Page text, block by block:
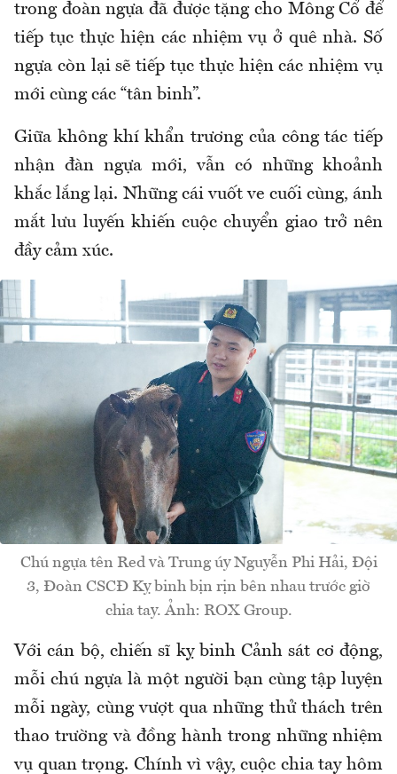
trong đoàn ngựa đã được tặng cho Mông Cổ để
tiếp tục thực hiện các nhiệm vụ ở quê nhà. Số
ngựa còn lại sẽ tiếp tục thực hiện các nhiệm vụ
mới cùng các “tân binh”.
Giữa không khí khẩn trương của công tác tiếp
nhận đàn ngựa mới, vẫn có những khoảnh
khắc lắng lại. Những cái vuốt ve cuối cùng, ánh
mắt lưu luyến khiến cuộc chuyển giao trở nên
đầy cảm xúc.
Chú ngựa tên Red và Trung úy Nguyễn Phi Hải, Đội
3, Đoàn CSCĐ Kỵ binh bịn rịn bên nhau trước giờ
chia tay. Ảnh: ROX Group.
Với cán bộ, chiến sĩ kỵ binh Cảnh sát cơ động,
mỗi chú ngựa là một người bạn cùng tập luyện
mỗi ngày, cùng vượt qua những thử thách trên
thao trường và đồng hành trong những nhiệm
vụ quan trọng. Chính vì vậy, cuộc chia tay hôm